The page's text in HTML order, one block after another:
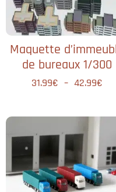
Maquette
de bureaux 1/300
31.99€ – 42.99€